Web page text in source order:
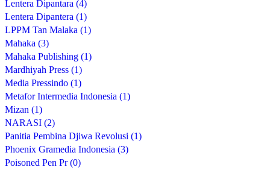
Lentera Dipantara (4)
Lentera Dipantera (1)
LPPM Tan Malaka (1)
Mahaka (3)
Mahaka Publishing (1)
Mardhiyah Press (1)
Media Pressindo (1)
Metafor Intermedia Indonesia (1)
Mizan (1)
NARASI (2)
Panitia Pembina Djiwa Revolusi (1)
Phoenix Gramedia Indonesia (3)
Poisoned Pen Pr (0)